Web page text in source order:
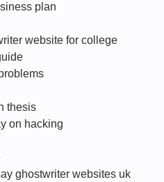
plan
website for college
thesis
on hacking
ghostwriter websites uk